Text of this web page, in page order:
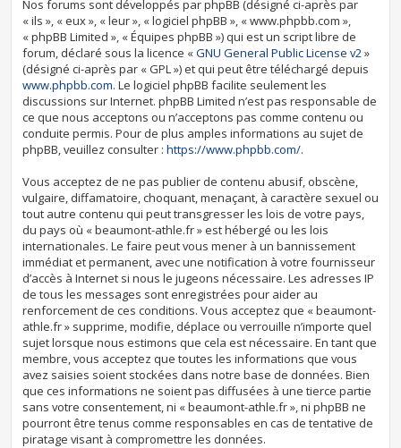
Nos forums sont développés par phpBB (désigné ci-après par
« ils », « eux », « leur », « logiciel phpBB », « www.phpbb.com »,
« phpBB Limited », « Équipes phpBB ») qui est un script libre de
forum, déclaré sous la licence «GNU General Public License v2»
(désigné ci-après par « GPL ») et qui peut être téléchargé depuis
www.phpbb.com. Le logiciel phpBB facilite seulement les
discussions sur Internet. phpBB Limited n’est pas responsable de
ce que nous acceptons ou n’acceptons pas comme contenu ou
conduite permis. Pour de plus amples informations au sujet de
phpBB, veuillez consulter : https://www.phpbb.com/.
Vous acceptez de ne pas publier de contenu abusif, obscène,
vulgaire, diffamatoire, choquant, menaçant, à caractère sexuel ou
tout autre contenu qui peut transgresser les lois de votre pays,
du pays où « beaumont-athle.fr » est hébergé ou les lois
internationales. Le faire peut vous mener à un bannissement
immédiat et permanent, avec une notification à votre fournisseur
d’accès à Internet si nous le jugeons nécessaire. Les adresses IP
de tous les messages sont enregistrées pour aider au
renforcement de ces conditions. Vous acceptez que « beaumont-
athle.fr » supprime, modifie, déplace ou verrouille n’importe quel
sujet lorsque nous estimons que cela est nécessaire. En tant que
membre, vous acceptez que toutes les informations que vous
avez saisies soient stockées dans notre base de données. Bien
que ces informations ne soient pas diffusées à une tierce partie
sans votre consentement, ni « beaumont-athle.fr », ni phpBB ne
pourront être tenus comme responsables en cas de tentative de
piratage visant à compromettre les données.